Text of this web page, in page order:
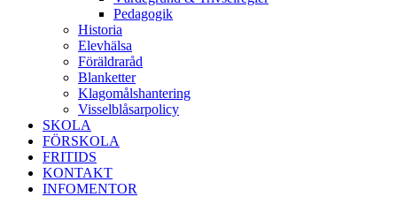
Pedagogik
Historia
Elevhälsa
Föräldraråd
Blanketter
Klagomålshantering
Visselblåsarpolicy
SKOLA
FÖRSKOLA
FRITIDS
KONTAKT
INFOMENTOR